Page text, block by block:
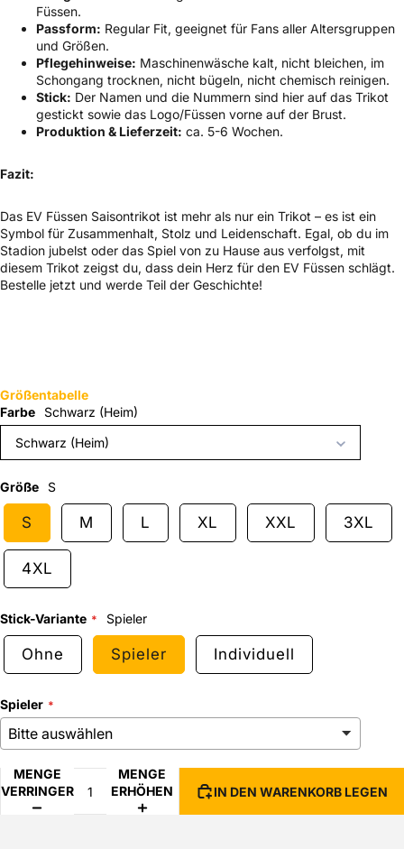
Füssen.
Passform: Regular Fit, geeignet für Fans aller Altersgruppen
und Größen.
Pflegehinweise: Maschinenwäsche kalt, nicht bleichen, im
Schongang trocknen, nicht bügeln, nicht chemisch reinigen.
Stick: Der Namen und die Nummern sind hier auf das Trikot
gestickt sowie das Logo/Füssen vorne auf der Brust.
Produktion & Lieferzeit: ca. 5-6 Wochen.
Fazit:
Das EV Füssen Saisontrikot ist mehr als nur ein Trikot – es ist ein
Symbol für Zusammenhalt, Stolz und Leidenschaft. Egal, ob du im
Stadion jubelst oder das Spiel von zu Hause aus verfolgst, mit
diesem Trikot zeigst du, dass dein Herz für den EV Füssen schlägt.
Bestelle jetzt und werde Teil der Geschichte!
Größentabelle
Farbe
Schwarz (Heim)
Schwarz (Heim)
Größe S
S M L XL XXL 3XL
4XL
Stick-Variante Spieler
Ohne Spieler Individuell
Spieler
MENGE
VERRINGERN
MENGE
ERHÖHEN
IN DEN WARENKORB LEGEN